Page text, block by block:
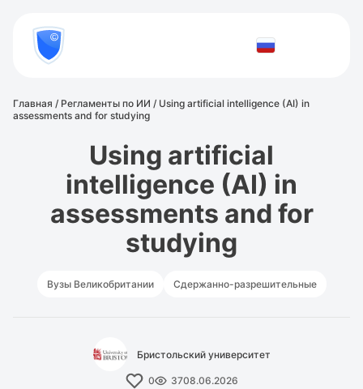
800
777-
81-Проверить
Главная / Регламенты по ИИ / Using artificial intelligence (AI) in
assessments and for studying
Using artificial
intelligence (AI) in
assessments and for
studying
Вузы Великобритании Сдержанно-разрешительные
Бристольский университет
0 3708.06.2026